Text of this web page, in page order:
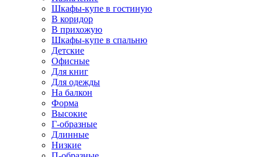
Шкафы-купе в гостиную
В коридор
В прихожую
Шкафы-купе в спальню
Детские
Офисные
Для книг
Для одежды
На балкон
Форма
Высокие
Г-образные
Длинные
Низкие